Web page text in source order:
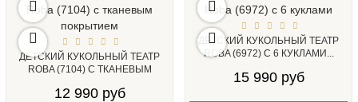
ДЕТСКИЙ КУКОЛЬНЫЙ ТЕАТР
ROBA (7104) С ТКАНЕВЫМ
12 990 руб
ДЕТСКИЙ КУКОЛЬНЫЙ ТЕАТР
ROBA (6972) С 6 КУКЛАМИ...
15 990 руб